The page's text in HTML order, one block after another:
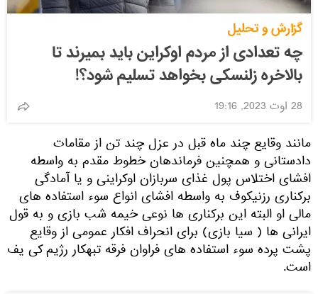
گزارش و تحلیل
چه تعدادی از مردم اوکراین باید بمیرند تا
بالاخره زلنسکی بخواهد تسلیم شود؟!
28 اوت 2023, 19:16
مانند وقایع چند ماه قبل در عزل چند تن از مقامات
دادستانی و همچنین فرماندهان خطوط مقدم به واسطه
افشای اختلاس پول غذای سربازان اوکراینی و یا آمادگی
برکناری رزنیکوف به واسطه افشای انواع سوء استفاده های
مالی او البته این برکناری ها نوعی خیمه شب بازی و به قول
ایرانی ها ( سیا بازی) برای انحراف افکار عمومی از وقایع
پشت پرده سوء استفاده های فراوان فرقه تبهکار رژیم کی یف
است.